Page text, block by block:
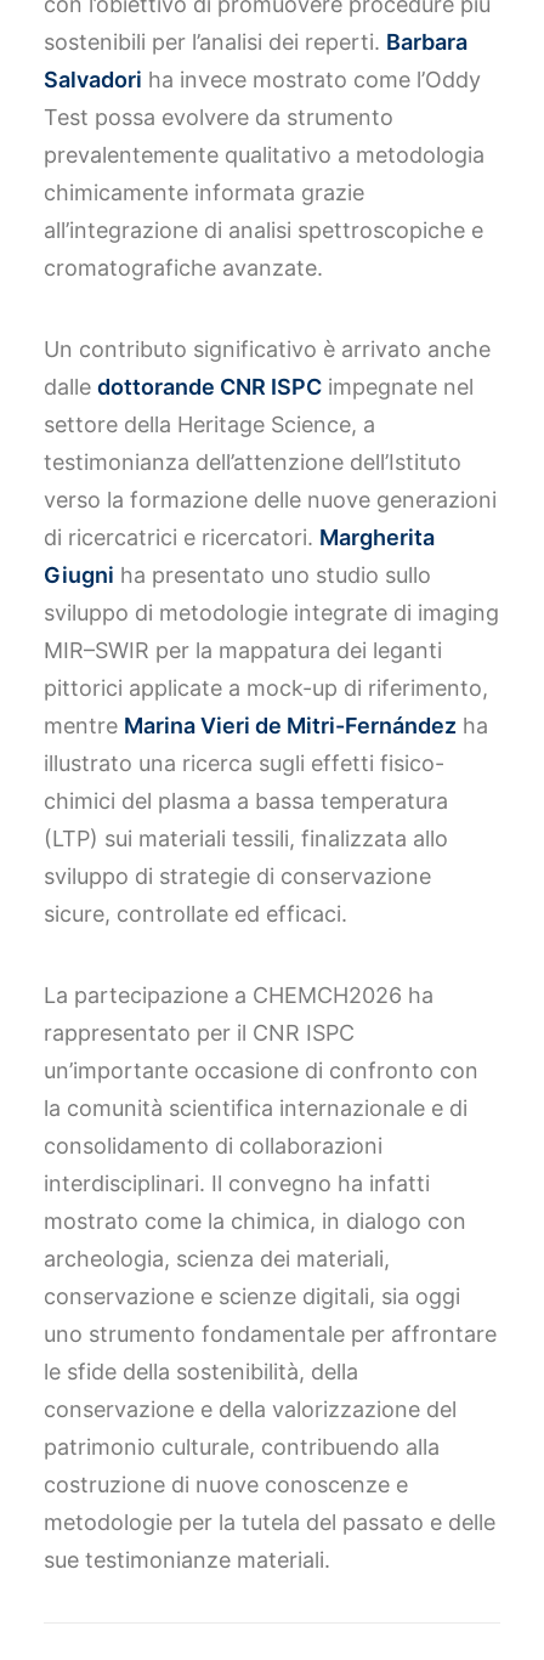
sostenibili per l’analisi dei reperti. Barbara
Salvadori ha invece mostrato come l’Oddy
Test possa evolvere da strumento
prevalentemente qualitativo a metodologia
chimicamente informata grazie
all’integrazione di analisi spettroscopiche e
cromatografiche avanzate.
Un contributo significativo è arrivato anche
dalle dottorande CNR ISPC impegnate nel
settore della Heritage Science, a
testimonianza dell’attenzione dell’Istituto
verso la formazione delle nuove generazioni
di ricercatrici e ricercatori. Margherita
Giugni ha presentato uno studio sullo
sviluppo di metodologie integrate di imaging
MIR–SWIR per la mappatura dei leganti
pittorici applicate a mock-up di riferimento,
mentre Marina Vieri de Mitri-Fernández ha
illustrato una ricerca sugli effetti fisico-
chimici del plasma a bassa temperatura
(LTP) sui materiali tessili, finalizzata allo
sviluppo di strategie di conservazione
sicure, controllate ed efficaci.
La partecipazione a CHEMCH2026 ha
rappresentato per il CNR ISPC
un’importante occasione di confronto con
la comunità scientifica internazionale e di
consolidamento di collaborazioni
interdisciplinari. Il convegno ha infatti
mostrato come la chimica, in dialogo con
archeologia, scienza dei materiali,
conservazione e scienze digitali, sia oggi
uno strumento fondamentale per affrontare
le sfide della sostenibilità, della
conservazione e della valorizzazione del
patrimonio culturale, contribuendo alla
costruzione di nuove conoscenze e
metodologie per la tutela del passato e delle
sue testimonianze materiali.